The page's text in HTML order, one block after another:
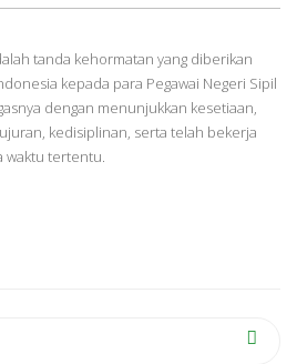
tanda kehormatan yang diberikan
kepada para Pegawai Negeri Sipil
dengan menunjukkan kesetiaan,
kedisiplinan, serta telah bekerja
waktu tertentu.